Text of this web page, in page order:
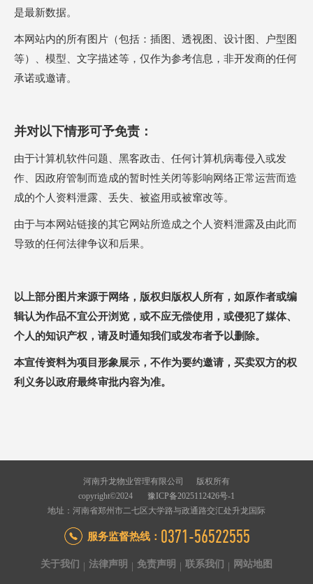
是最新数据。
本网站内的所有图片（包括：插图、透视图、设计图、户型图
等）、模型、文字描述等，仅作为参考信息，非开发商的任何
承诺或邀请。
并对以下情形可予免责：
由于计算机软件问题、黑客政击、任何计算机病毒侵入或发
作、因政府管制而造成的暂时性关闭等影响网络正常运营而造
成的个人资料泄露、丢失、被盗用或被窜改等。
由于与本网站链接的其它网站所造成之个人资料泄露及由此而
导致的任何法律争议和后果。
以上部分图片来源于网络，版权归版权人所有，如原作者或编
辑认为作品不宜公开浏览，或不应无偿使用，或侵犯了媒体、
个人的知识产权，请及时通知我们或发布者予以删除。
本宣传资料为项目形象展示，不作为要约邀请，买卖双方的权
利义务以政府最终审批内容为准。
河南升龙物业管理有限公司 版权所有
copyright©2024 豫ICP备2025112426号-1
地址：河南省郑州市二七区大学路与政通路交汇处升龙国际
服务监督热线： 0371-56522555
关于我们 | 法律声明 | 免责声明 | 联系我们 | 网站地图